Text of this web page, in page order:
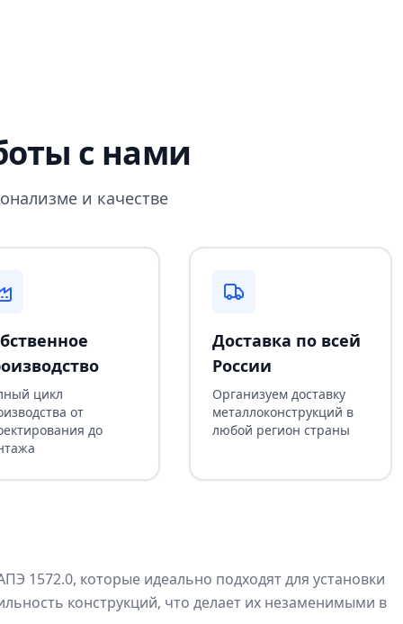
с нами
и качестве
цикл
от
до
Доставка по всей
России
Организуем доставку
металлоконструкций в
любой регион страны
1572.0, которые идеально подходят для установки
конструкций, что делает их незаменимыми в